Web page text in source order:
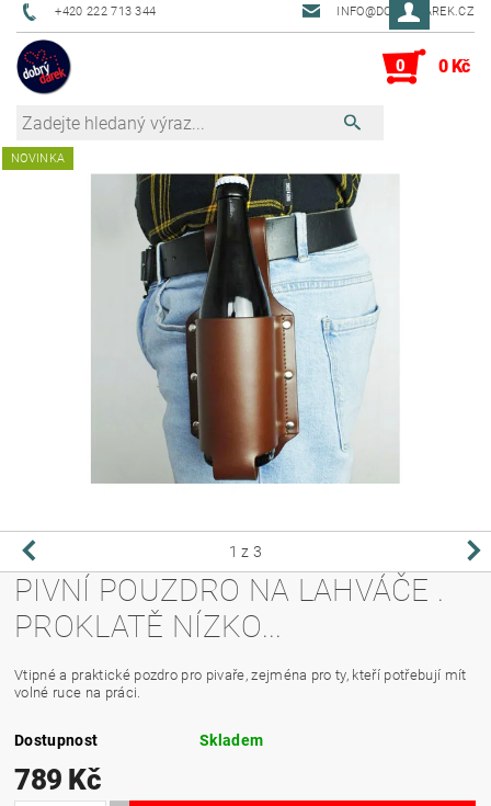
+420 222 713 344 INFO@DOBRYDAREK.CZ
0 0 Kč
NOVINKA
1 z 3
PIVNÍ POUZDRO NA LAHVÁČE .
PROKLATĚ NÍZKO...
Vtipné a praktické pozdro pro pivaře, zejména pro ty, kteří potřebují mít
volné ruce na práci.
Dostupnost Skladem
789 Kč